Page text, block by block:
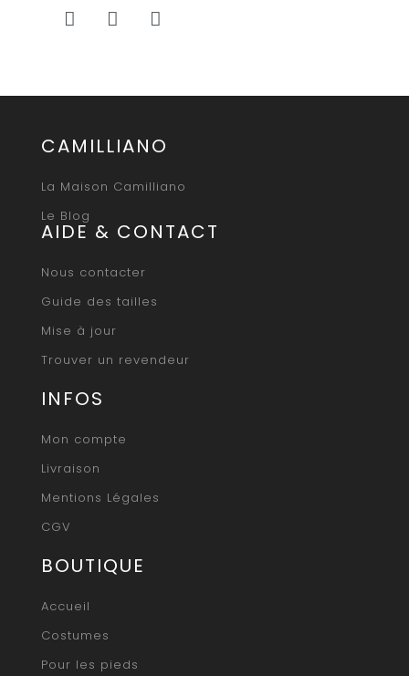
CAMILLIANO
La Maison Camilliano
Le Blog
AIDE & CONTACT
Nous contacter
Guide des tailles
Mise à jour
Trouver un revendeur
INFOS
Mon compte
Livraison
Mentions Légales
CGV
BOUTIQUE
Accueil
Costumes
Pour les pieds